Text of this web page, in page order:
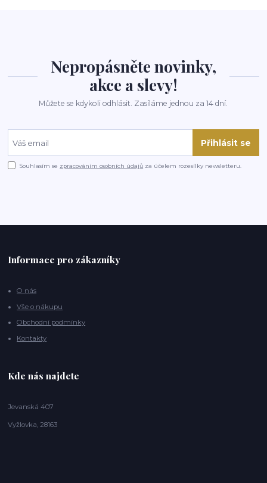
Nepropásněte novinky,
akce a slevy!
Můžete se kdykoli odhlásit. Zasíláme jednou za 14 dní.
Přihlásit se
Souhlasím se zpracováním osobních údajů za účelem rozesílky newsletteru.
Informace pro zákazníky
O nás
Vše o nákupu
Obchodní podmínky
Kontakty
Kde nás najdete
Jevanská 407
Vyžlovka, 28163